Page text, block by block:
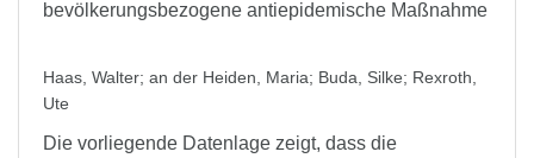
bevölkerungsbezogene antiepidemische Maßnahme
Haas, Walter; an der Heiden, Maria; Buda, Silke; Rexroth,
Ute
Die vorliegende Datenlage zeigt, dass die